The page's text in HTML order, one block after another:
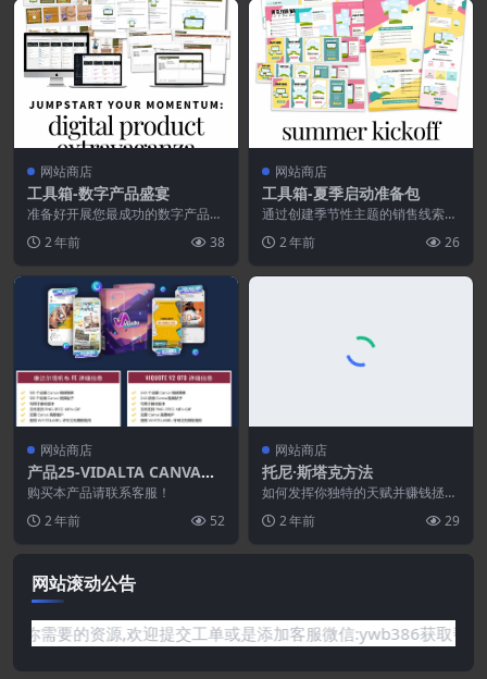
网站商店
工具箱-数字产品盛宴
准备好开展您最成功的数字产品营
成功的数字产品活动之...
2 年前 38
网站商店
工具箱-夏季启动准备包
通过创建季节性主题的销售线索漏
众！ 当季节交替时，人...
2 年前 26
网站商店
产品25-VIDALTA CANVA版
白标许可证
购买本产品请联系客服！
2 年前
52
网站商店
托尼·斯塔克方法
如何发挥你独特的天赋并赚钱拯救
视频培训和配...
2 年前 29
网站滚动公告
的资源,欢迎提交工单或是添加客服微信:ywb386获取帮助！